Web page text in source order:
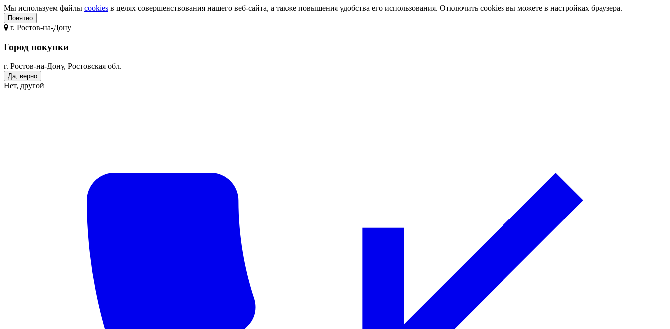
Мы используем файлы cookies в целях совершенствования нашего веб-сайта, а также повышения удобства его использования. Отключить cookies вы можете в настройках браузера.
Понятно
г. Ростов-на-Дону
Город покупки
г. Ростов-на-Дону, Ростовская обл.
Да, верно
Нет, другой